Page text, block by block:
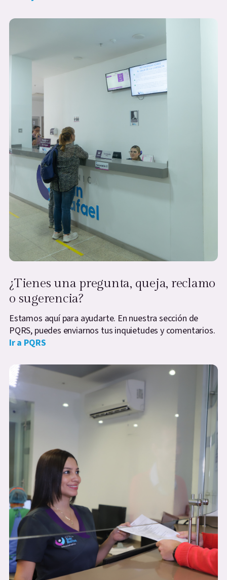
¿Tienes una pregunta, queja, reclamo
o sugerencia?
Estamos aquí para ayudarte. En nuestra sección de
PQRS, puedes enviarnos tus inquietudes y comentarios.
Ir a PQRS